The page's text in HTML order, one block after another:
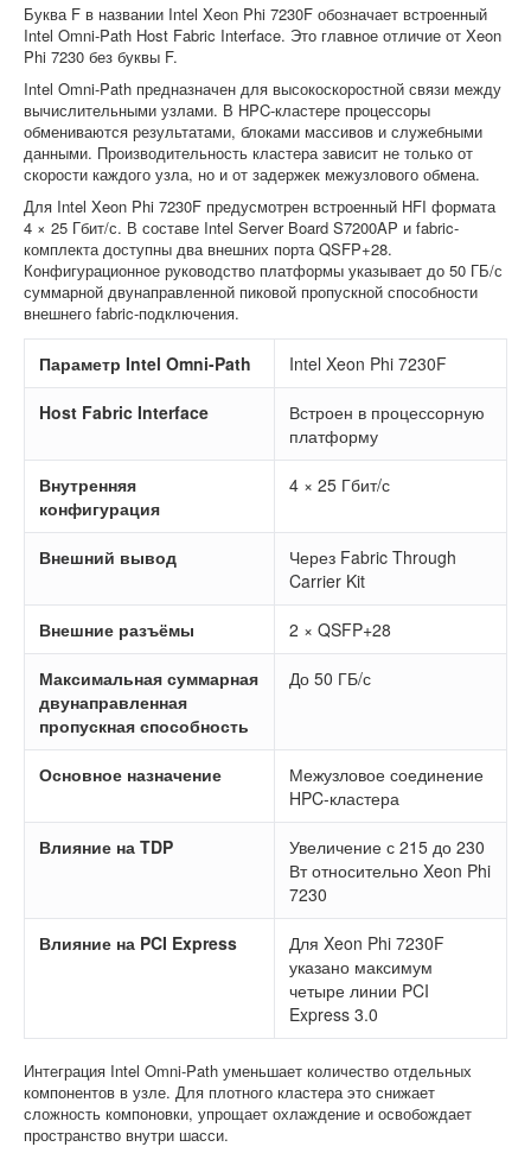
Буква F в названии Intel Xeon Phi 7230F обозначает встроенный
Intel Omni-Path Host Fabric Interface. Это главное отличие от Xeon
Phi 7230 без буквы F.
Intel Omni-Path предназначен для высокоскоростной связи между
вычислительными узлами. В HPC-кластере процессоры
обмениваются результатами, блоками массивов и служебными
данными. Производительность кластера зависит не только от
скорости каждого узла, но и от задержек межузлового обмена.
Для Intel Xeon Phi 7230F предусмотрен встроенный HFI формата
4 × 25 Гбит/с. В составе Intel Server Board S7200AP и fabric-
комплекта доступны два внешних порта QSFP+28.
Конфигурационное руководство платформы указывает до 50 ГБ/с
суммарной двунаправленной пиковой пропускной способности
внешнего fabric-подключения.
Параметр Intel Omni-Path Intel Xeon Phi 7230F
Host Fabric Interface
Встроен в процессорную
платформу
Внутренняя
конфигурация
4 × 25 Гбит/с
Внешний вывод
Через Fabric Through
Carrier Kit
Внешние разъёмы 2 × QSFP+28
Максимальная суммарная
двунаправленная
пропускная способность
До 50 ГБ/с
Основное назначение
Межузловое соединение
HPC-кластера
Влияние на TDP
Увеличение с 215 до 230
Вт относительно Xeon Phi
7230
Влияние на PCI Express
Для Xeon Phi 7230F
указано максимум
четыре линии PCI
Express 3.0
Интеграция Intel Omni-Path уменьшает количество отдельных
компонентов в узле. Для плотного кластера это снижает
сложность компоновки, упрощает охлаждение и освобождает
пространство внутри шасси.